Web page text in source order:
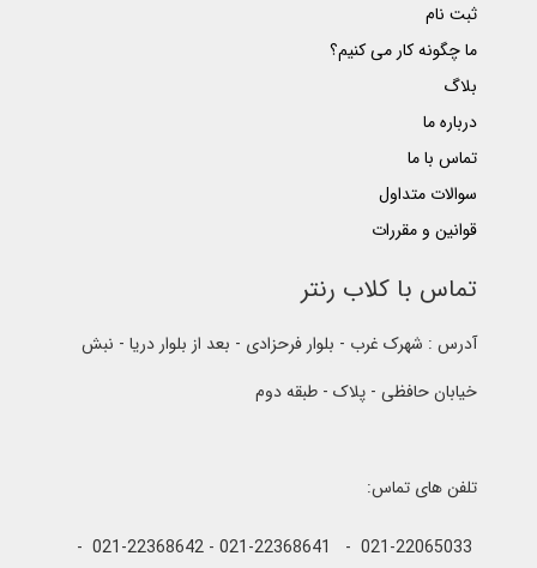
ثبت نام
ما چگونه کار می کنیم؟
بلاگ
درباره ما
تماس با ما
سوالات متداول
قوانین و مقررات
تماس با کلاب رنتر
آدرس : شهرک غرب - بلوار فرحزادی - بعد از بلوار دریا - نبش
خیابان حافظی - پلاک - طبقه دوم
تلفن های تماس:
021-22065033 - 021-22368641 - 021-22368642 -